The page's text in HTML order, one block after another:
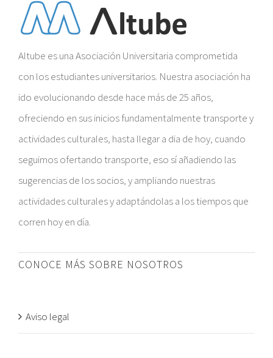
Altube es una Asociación Universitaria comprometida
con los estudiantes universitarios. Nuestra asociación ha
ido evolucionando desde hace más de 25 años,
ofreciendo en sus inicios fundamentalmente transporte y
actividades culturales, hasta llegar a dia de hoy, cuando
seguimos ofertando transporte, eso sí añadiendo las
sugerencias de los socios, y ampliando nuestras
actividades culturales y adaptándolas a los tiempos que
corren hoy en día.
CONOCE MÁS SOBRE NOSOTROS
Aviso legal